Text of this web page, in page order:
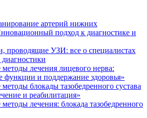
артерий нижних
подход к диагностике и
проводящие УЗИ: все о специалистах
диагностики
лечения лицевого нерва:
функции и поддержание здоровья»
блокады тазобедренного сустава
и реабилитация»
лечения: блокада тазобедренного